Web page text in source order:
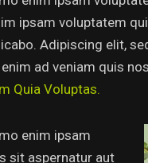
ipsam voluptatem
Adipiscing elit,
ad veniam quis
Quia Voluptas.
enim ipsam
sit aspernatur aut